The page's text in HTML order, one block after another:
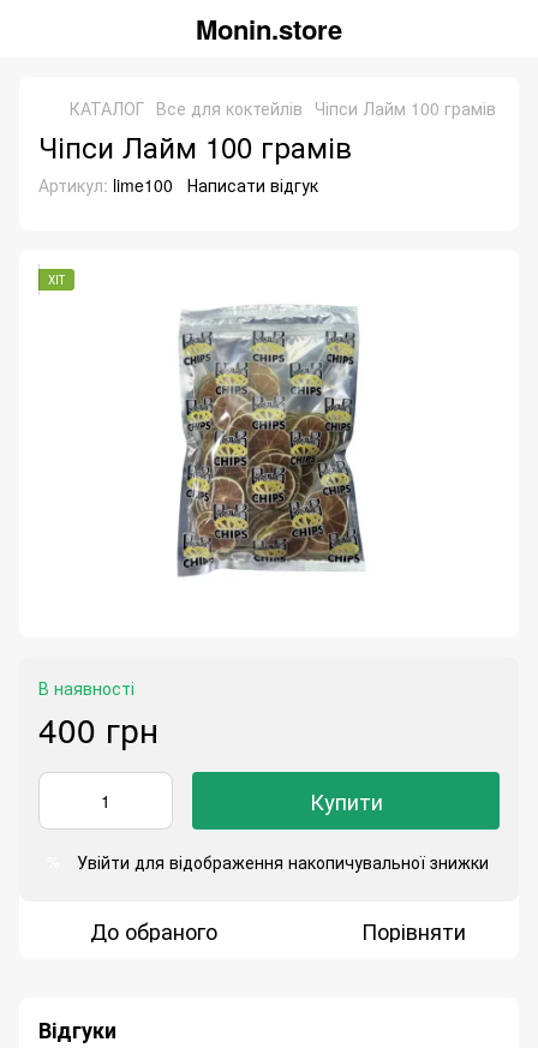
Monin.store
КАТАЛОГ Все для коктейлів Чіпси Лайм 100 грамів
Чіпси Лайм 100 грамів
Артикул: lime100 Написати відгук
ХІТ
В наявності
400 грн
Купити
Увійти для відображення накопичувальної знижки
До обраного Порівняти
Відгуки